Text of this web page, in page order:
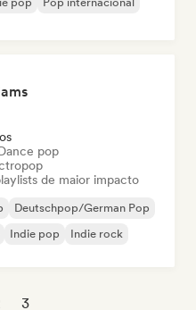
pop
de maior impacto
Deutschpop/German Pop
Indie pop Indie rock
3